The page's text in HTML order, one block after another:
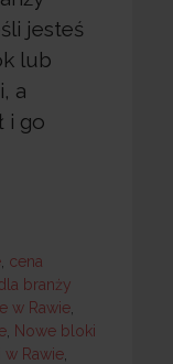
jesteś
lub
a
i go
, cena
branży
w Rawie,
, Nowe bloki
Rawie,